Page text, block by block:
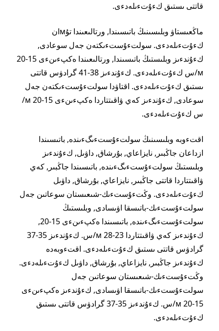
قاتتى ىستىق كءۇتءىلەدءى.
ماڭعىستاۋ وبلىسىنىڭ باتىسىندا, ورتالىعىندا تۇмان
كءۇتءىلەدءى. سولتءۇستءىكتەن جەل سوعادى,
كءۇندءىز وبلىستىڭ باتىسىندا, ورتالىعىندا ەكپءىنءى 15-20
м/س كءۇتءىلەدءى. كءۇندءىز 38-41 گرادۋس قاتتى
ىستىق كءۇتءىلەدءى. اقتاۋدا سولتءۇستءىكتەن جەل
سوعادى, كءۇندءىز كەي ۋاقىتتاردا ەكپءىنءى 15-20 м/
س كءۇتءىلەدءى.
اقتءوبە وبلىسىنىڭ سولتءۇستءىگءىندە, باتىسىندا
ازداعان جاڭبىر, نايزاعاي, بۇرشاق, داۋىل, كءۇندءىز
وبلىستىڭ سولتءۇستءىگءىندە, باتىسىندا جاڭبىر, كەي
ۋاقىتتاردا قاتتى جاڭبىر, نايزاعاي, بۇرشاق, داۋىل
كءۇتءىلەدءى. وڭتءۇستءىك-شىعىستان سوعاتىن جەل
سولتءۇستءىك-باتىسقا اۋىسادى, وبلىستىڭ
سولتءۇستءىگءىندە, باتىسىندا ەكپءىنءى 15-20,
كءۇندءىز كەي ۋاقىتتاردا 23-28 м/س. كءۇندءىز 35-37
گرادۋس قاتتى ىستىق كءۇتءىلەدءى. اقتءوبەدە
كءۇندءىز جاڭبىر, نايزاعاي, بۇرشاق, داۋىل كءۇتءىلەدءى.
وڭتءۇستءىك-شىعىستان سوعاتىن جەل
سولتءۇستءىك-باتىسقا اۋىسادى, كءۇندءىز ەكپءىنءى
15-20 м/س. كءۇندءىز 35-37 گرادۋس قاتتى ىستىق
كءۇتءىلەدءى.